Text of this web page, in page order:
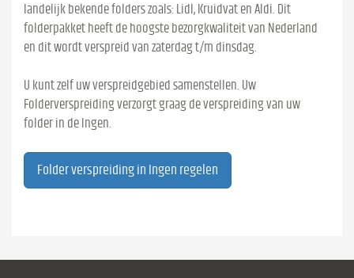
landelijk bekende folders zoals: Lidl, Kruidvat en Aldi. Dit
folderpakket heeft de hoogste bezorgkwaliteit van Nederland
en dit wordt verspreid van zaterdag t/m dinsdag.
U kunt zelf uw verspreidgebied samenstellen. Uw
Folderverspreiding verzorgt graag de verspreiding van uw
folder in de Ingen.
Folder verspreiding in Ingen regelen